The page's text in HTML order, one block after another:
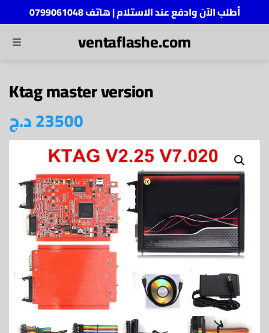
أطلب الآن وادفع عند الاستلام | هاتف 0799061048
MENU ventaflashe.com
Ktag master version
23500د.ج